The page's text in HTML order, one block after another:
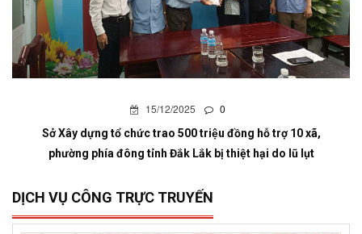
15/12/2025 0
Sở Xây dựng tổ chức trao 500 triệu đồng hỗ trợ 10 xã,
phường phía đông tỉnh Đắk Lắk bị thiệt hại do lũ lụt
DỊCH VỤ CÔNG TRỰC TRUYẾN